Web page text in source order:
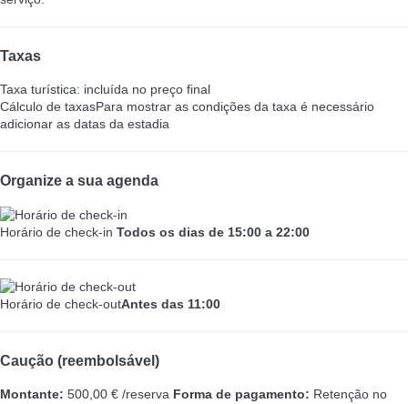
Taxas
Taxa turística: incluída no preço final
Cálculo de taxasPara mostrar as condições da taxa é necessário
adicionar as datas da estadia
Organize a sua agenda
Horário de check-in Todos os dias de 15:00 a 22:00
Horário de check-outAntes das 11:00
Caução (reembolsável)
Montante: 500,00 € /reserva Forma de pagamento: Retenção no